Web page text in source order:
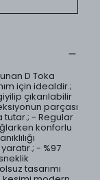
D Toka
için idealdir.;
çıkarılabilir
parçası
tutar.; - Regular
konforlu
- %97
tasarımı